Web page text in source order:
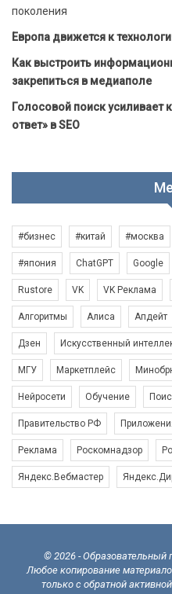
поколения
Европа движется к
Как выстроить
закрепиться в медиаполе
Голосовой поиск усиливает
ответ» в SEO
#бизнес #китай #москва
#япония ChatGPT Google
Rustore VK VK Реклама
Алгоритмы Алиса Апдейт
Дзен Искусственный
МГУ Маркетплейс
Нейросети Обучение
Правительство РФ
Реклама Роскомнадзор
Яндекс.Вебмастер
© 2026 - Образовательный
Любое копирование
только с обратной